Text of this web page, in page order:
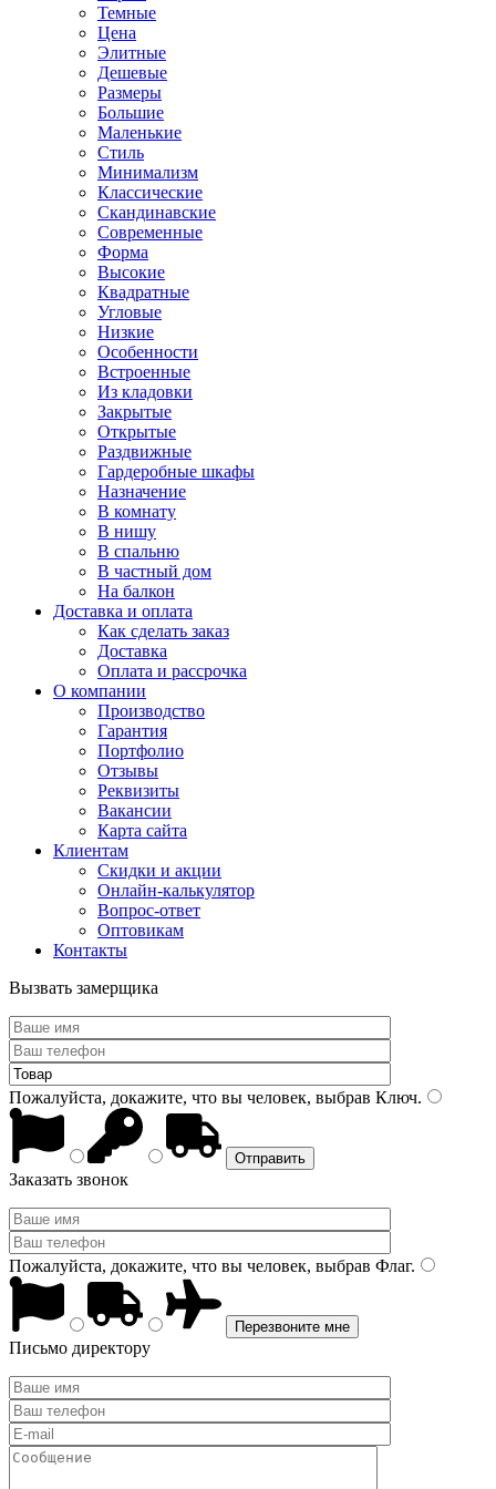
Темные
Цена
Элитные
Дешевые
Размеры
Большие
Маленькие
Стиль
Минимализм
Классические
Скандинавские
Современные
Форма
Высокие
Квадратные
Угловые
Низкие
Особенности
Встроенные
Из кладовки
Закрытые
Открытые
Раздвижные
Гардеробные шкафы
Назначение
В комнату
В нишу
В спальню
В частный дом
На балкон
Доставка и оплата
Как сделать заказ
Доставка
Оплата и рассрочка
О компании
Производство
Гарантия
Портфолио
Отзывы
Реквизиты
Вакансии
Карта сайта
Клиентам
Скидки и акции
Онлайн-калькулятор
Вопрос-ответ
Оптовикам
Контакты
Вызвать замерщика
Пожалуйста, докажите, что вы человек, выбрав Ключ.
Заказать звонок
Пожалуйста, докажите, что вы человек, выбрав Флаг.
Письмо директору